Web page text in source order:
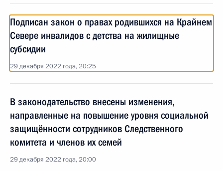
Подписан закон о правах родившихся на Крайнем
Севере инвалидов с детства на жилищные
субсидии
29 декабря 2022 года, 20:25
В законодательство внесены изменения,
направленные на повышение уровня социальной
защищённости сотрудников Следственного
комитета и членов их семей
29 декабря 2022 года, 20:00